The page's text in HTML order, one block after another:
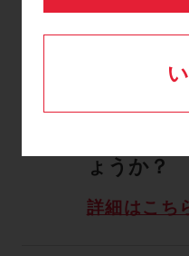
Q
SCD700
色くなり
ょうか？
詳細はこち